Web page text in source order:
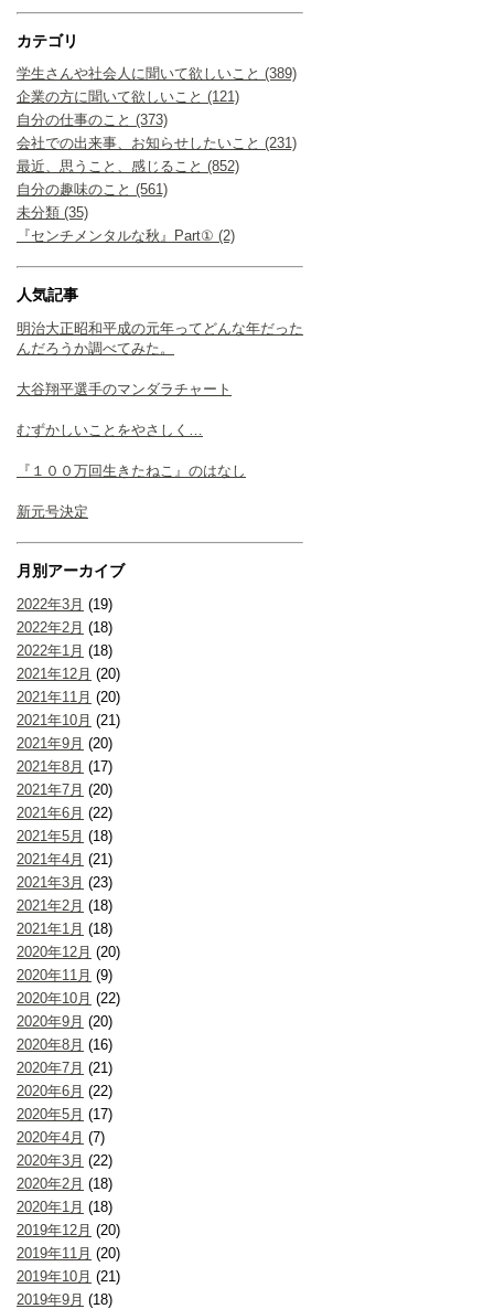
カテゴリ
学生さんや社会人に聞いて欲しいこと (389)
企業の方に聞いて欲しいこと (121)
自分の仕事のこと (373)
会社での出来事、お知らせしたいこと (231)
最近、思うこと、感じること (852)
自分の趣味のこと (561)
未分類 (35)
『センチメンタルな秋』Part① (2)
人気記事
明治大正昭和平成の元年ってどんな年だった
んだろうか調べてみた。
大谷翔平選手のマンダラチャート
むずかしいことをやさしく…
『１００万回生きたねこ』のはなし
新元号決定
月別アーカイブ
2022年3月 (19)
2022年2月 (18)
2022年1月 (18)
2021年12月 (20)
2021年11月 (20)
2021年10月 (21)
2021年9月 (20)
2021年8月 (17)
2021年7月 (20)
2021年6月 (22)
2021年5月 (18)
2021年4月 (21)
2021年3月 (23)
2021年2月 (18)
2021年1月 (18)
2020年12月 (20)
2020年11月 (9)
2020年10月 (22)
2020年9月 (20)
2020年8月 (16)
2020年7月 (21)
2020年6月 (22)
2020年5月 (17)
2020年4月 (7)
2020年3月 (22)
2020年2月 (18)
2020年1月 (18)
2019年12月 (20)
2019年11月 (20)
2019年10月 (21)
2019年9月 (18)